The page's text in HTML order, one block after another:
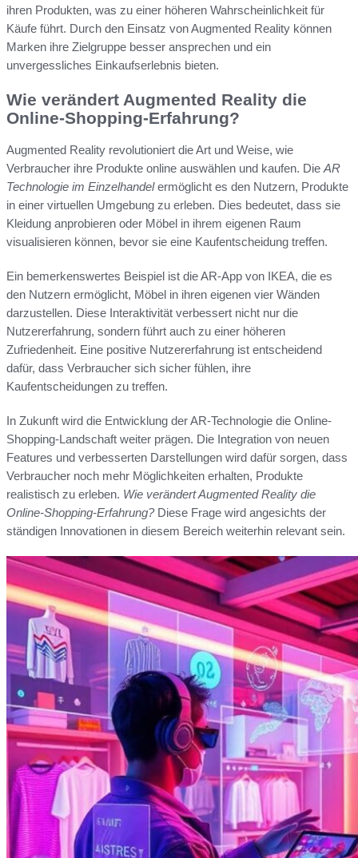
ihren Produkten, was zu einer höheren Wahrscheinlichkeit für
Käufe führt. Durch den Einsatz von Augmented Reality können
Marken ihre Zielgruppe besser ansprechen und ein
unvergessliches Einkaufserlebnis bieten.
Wie verändert Augmented Reality die
Online-Shopping-Erfahrung?
Augmented Reality revolutioniert die Art und Weise, wie
Verbraucher ihre Produkte online auswählen und kaufen. Die AR
Technologie im Einzelhandelermöglicht es den Nutzern, Produkte
in einer virtuellen Umgebung zu erleben. Dies bedeutet, dass sie
Kleidung anprobieren oder Möbel in ihrem eigenen Raum
visualisieren können, bevor sie eine Kaufentscheidung treffen.
Ein bemerkenswertes Beispiel ist die AR-App von IKEA, die es
den Nutzern ermöglicht, Möbel in ihren eigenen vier Wänden
darzustellen. Diese Interaktivität verbessert nicht nur die
Nutzererfahrung, sondern führt auch zu einer höheren
Zufriedenheit. Eine positive Nutzererfahrung ist entscheidend
dafür, dass Verbraucher sich sicher fühlen, ihre
Kaufentscheidungen zu treffen.
In Zukunft wird die Entwicklung der AR-Technologie die Online-
Shopping-Landschaft weiter prägen. Die Integration von neuen
Features und verbesserten Darstellungen wird dafür sorgen, dass
Verbraucher noch mehr Möglichkeiten erhalten, Produkte
realistisch zu erleben. Wie verändert Augmented Reality die
Online-Shopping-Erfahrung?Diese Frage wird angesichts der
ständigen Innovationen in diesem Bereich weiterhin relevant sein.